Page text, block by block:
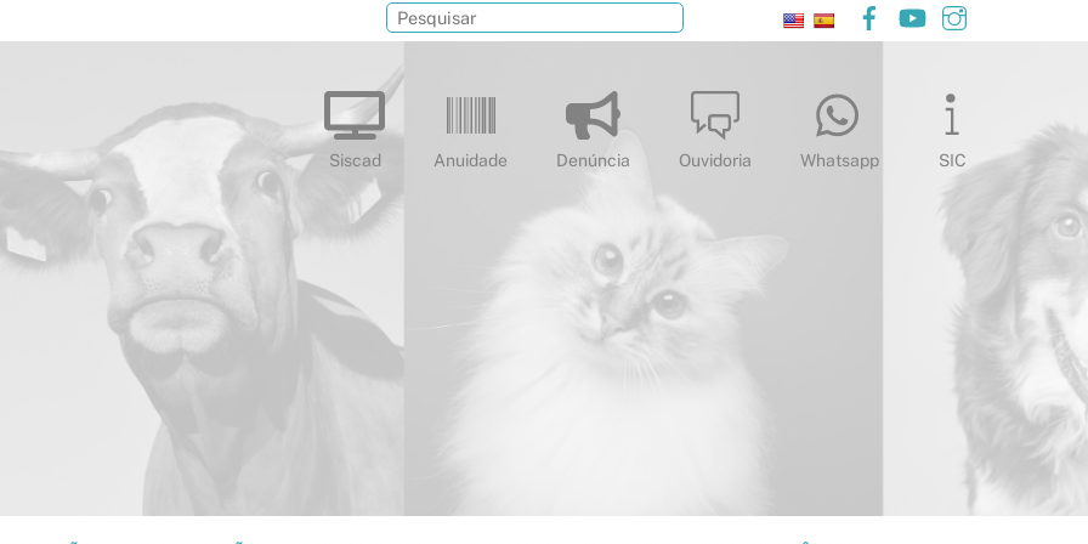
Facebook
YouTube
Siscad Anuidade Denúncia Ouvidoria Whatsapp SIC